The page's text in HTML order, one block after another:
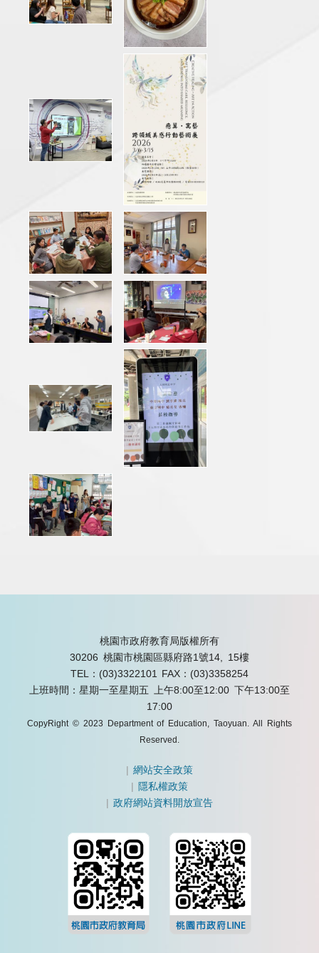
桃園市政府教育局版權所有
30206 桃園市桃園區縣府路1號14, 15樓
TEL：(03)3322101
FAX：(03)3358254
上班時間：星期一至星期五 上午8:00至12:00 下午13:00至
17:00
CopyRight © 2023 Department of Education, Taoyuan. All Rights
Reserved.
|網站安全政策
| 隱私權政策
|政府網站資料開放宣告